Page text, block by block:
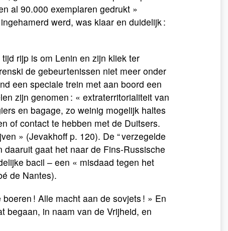
al 90.000 exemplaren gedrukt »
werd, was klaar en duidelijk :
rijp is om Lenin en zijn kliek ter
de gebeurtenissen niet meer onder
een speciale trein met aan boord een
zijn genomen : « extraterritorialiteit van
en bagage, zo weinig mogelijk haltes
of contact te hebben met de Duitsers.
» (Jevakhoff p. 120). De “ verzegelde
daaruit gaat het naar de Fins-Russische
bacil – een « misdaad tegen het
de Nantes).
! Alle macht aan de sovjets ! » En
begaan, in naam van de Vrijheid, en